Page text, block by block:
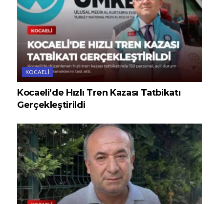
KOCAELI
Kocaeli’de Hızlı Tren Kazası Tatbikatı
Gerçekleştirildi